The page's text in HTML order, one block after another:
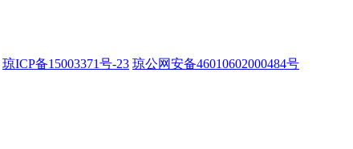
琼ICP备15003371号-23 琼公网安备46010602000484号